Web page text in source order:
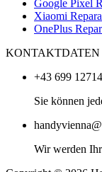
Google Pixel
Xiaomi
OnePlus
KONTAKTDATEN
+43 699
Sie können
Wir werden